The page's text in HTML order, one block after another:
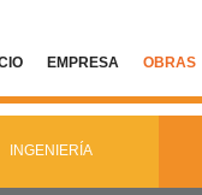
EMPRESA OBRAS
INGENIERÍA